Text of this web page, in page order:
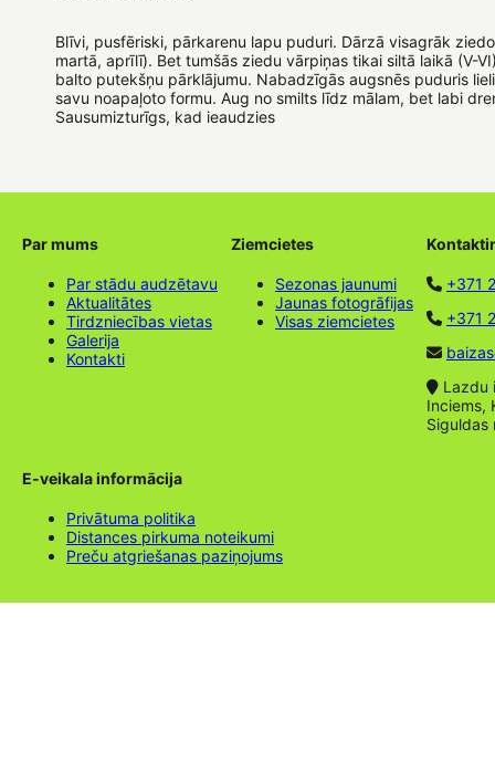
Blīvi, pusfēriski, pārkarenu lapu puduri. Dārzā visagrāk
martā, aprīlī). Bet tumšās ziedu vārpiņas tikai siltā laikā (V-
balto putekšņu pārklājumu. Nabadzīgās augsnēs puduris
savu noapaļoto formu. Aug no smilts līdz mālam, bet labi
Sausumizturīgs, kad ieaudzies
Par mums
Par stādu audzētavu
Aktualitātes
Tirdzniecības vietas
Galerija
Kontakti
Ziemcietes
Sezonas jaunumi
Jaunas fotogrāfijas
Visas ziemcietes
+371
+371
Lazdu
Inciems,
Siguldas
E-veikala informācija
Privātuma politika
Distances pirkuma noteikumi
Preču atgriešanas paziņojums